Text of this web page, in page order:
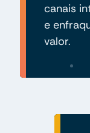
canais
e
valor.